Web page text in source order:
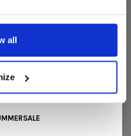
all
samen te stellen, met de
inspiratie op en ontdek de
de
Summer Sale van Snip
staat voor je klaar!